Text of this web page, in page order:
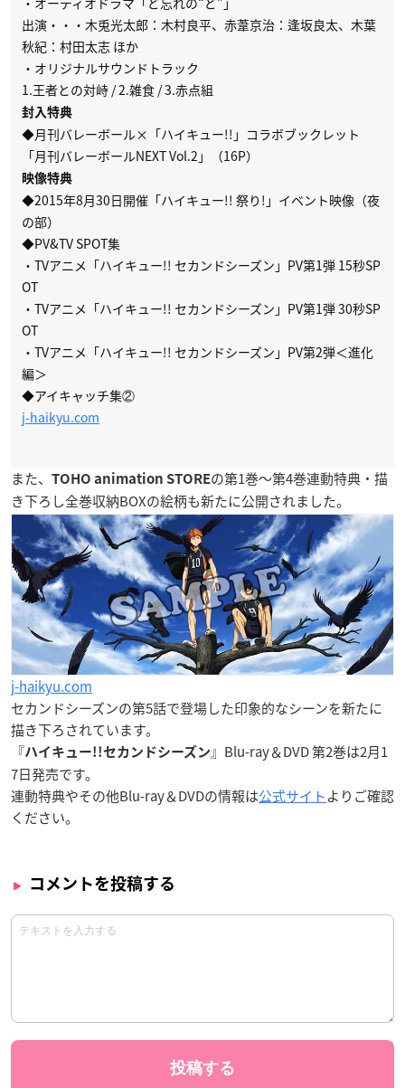
出演・・・木兎光太郎：木村良平、赤葦京治：逢坂良太、木葉
秋紀：村田太志 ほか
・オリジナルサウンドトラック
1.王者との対峙 / 2.雑食 / 3.赤点組
封入特典
◆月刊バレーボール×「ハイキュー!!」コラボブックレット
「月刊バレーボールNEXT Vol.2」（16P）
映像特典
◆2015年8月30日開催「ハイキュー!! 祭り!」イベント映像（夜
の部）
◆PV&TV SPOT集
・TVアニメ「ハイキュー!! セカンドシーズン」PV第1弾 15秒SP
OT
・TVアニメ「ハイキュー!! セカンドシーズン」PV第1弾 30秒SP
OT
・TVアニメ「ハイキュー!! セカンドシーズン」PV第2弾＜進化
編＞
◆アイキャッチ集②
j-haikyu.com
また、 TOHO animation STOREの第1巻～第4巻連動特典・描
き下ろし全巻収納BOXの絵柄も新たに公開されました。
j-haikyu.com
セカンドシーズンの第5話で登場した印象的なシーンを新たに
描き下ろされています。
『ハイキュー!!セカンドシーズン』Blu-ray＆DVD 第2巻は2月1
7日発売です。
連動特典やその他Blu-ray＆DVDの情報は公式サイトよりご確認
ください。
コメントを投稿する